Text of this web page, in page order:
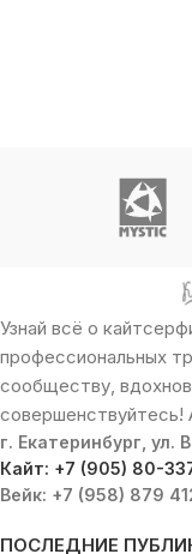
Узнай всё о
профессиональных
сообществу,
совершенствуйтесь!
г. Екатеринбург, ул.
Кайт: +7 (905) 80-
Вейк: +7 (958) 879
ПОСЛЕДНИЕ